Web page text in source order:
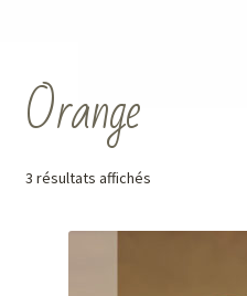
Orange
3 résultats affichés